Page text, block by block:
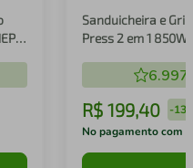
Sanduicheira e
Press 2 em 1 850W
6.997
R$ 199,40 -
No pagamento com